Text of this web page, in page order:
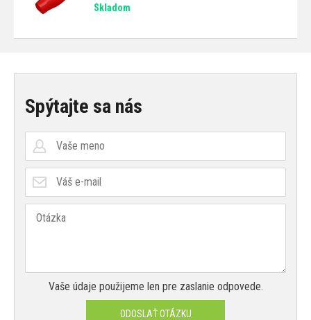
Skladom
Spýtajte sa nás
Vaše údaje použijeme len pre zaslanie odpovede.
ODOSLAŤ OTÁZKU